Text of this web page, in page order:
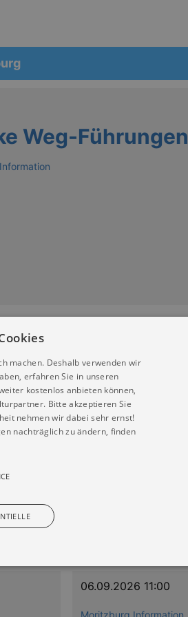
Weg-Führungen
06.09.2026 11:00
Moritzburg Information
machen. Deshalb verwenden wir
erfahren Sie in unseren
kostenlos anbieten können,
Bitte akzeptieren Sie
nehmen wir dabei sehr ernst!
nachträglich zu ändern, finden